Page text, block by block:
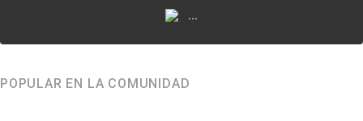
...
POPULAR EN LA COMUNIDAD